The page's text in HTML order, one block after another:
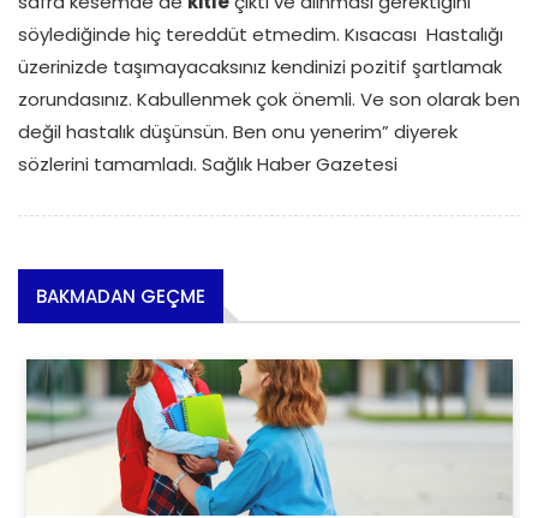
söylediğinde hiç tereddüt etmedim. Kısacası Hastalığı
üzerinizde taşımayacaksınız kendinizi pozitif şartlamak
zorundasınız. Kabullenmek çok önemli. Ve son olarak ben
değil hastalık düşünsün. Ben onu yenerim” diyerek
sözlerini tamamladı. Sağlık Haber Gazetesi
BAKMADAN GEÇME